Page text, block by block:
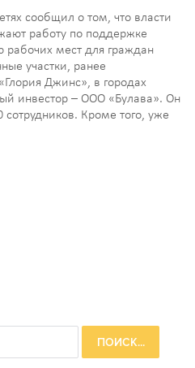
сообщил о том, что власти
работу по поддержке
рабочих мест для граждан
участки, ранее
Джинс», в городах
инвестор – ООО «Булава». Он
сотрудников. Кроме того, уже